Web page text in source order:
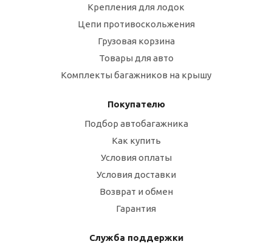
Крепления для лодок
Цепи противоскольжения
Грузовая корзина
Товары для авто
Комплекты багажников на крышу
Покупателю
Подбор автобагажника
Как купить
Условия оплаты
Условия доставки
Возврат и обмен
Гарантия
Служба поддержки